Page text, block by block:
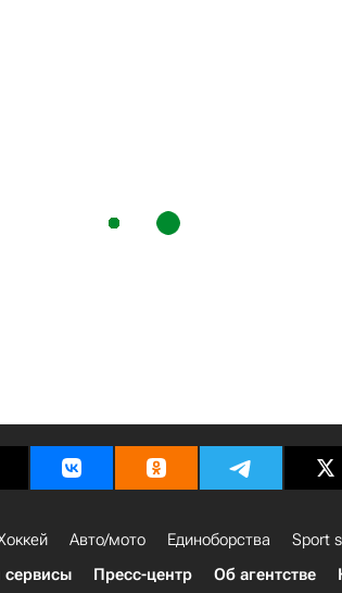
Авто/мото Единоборства Sport
сервисы Пресс-центр Об агентстве